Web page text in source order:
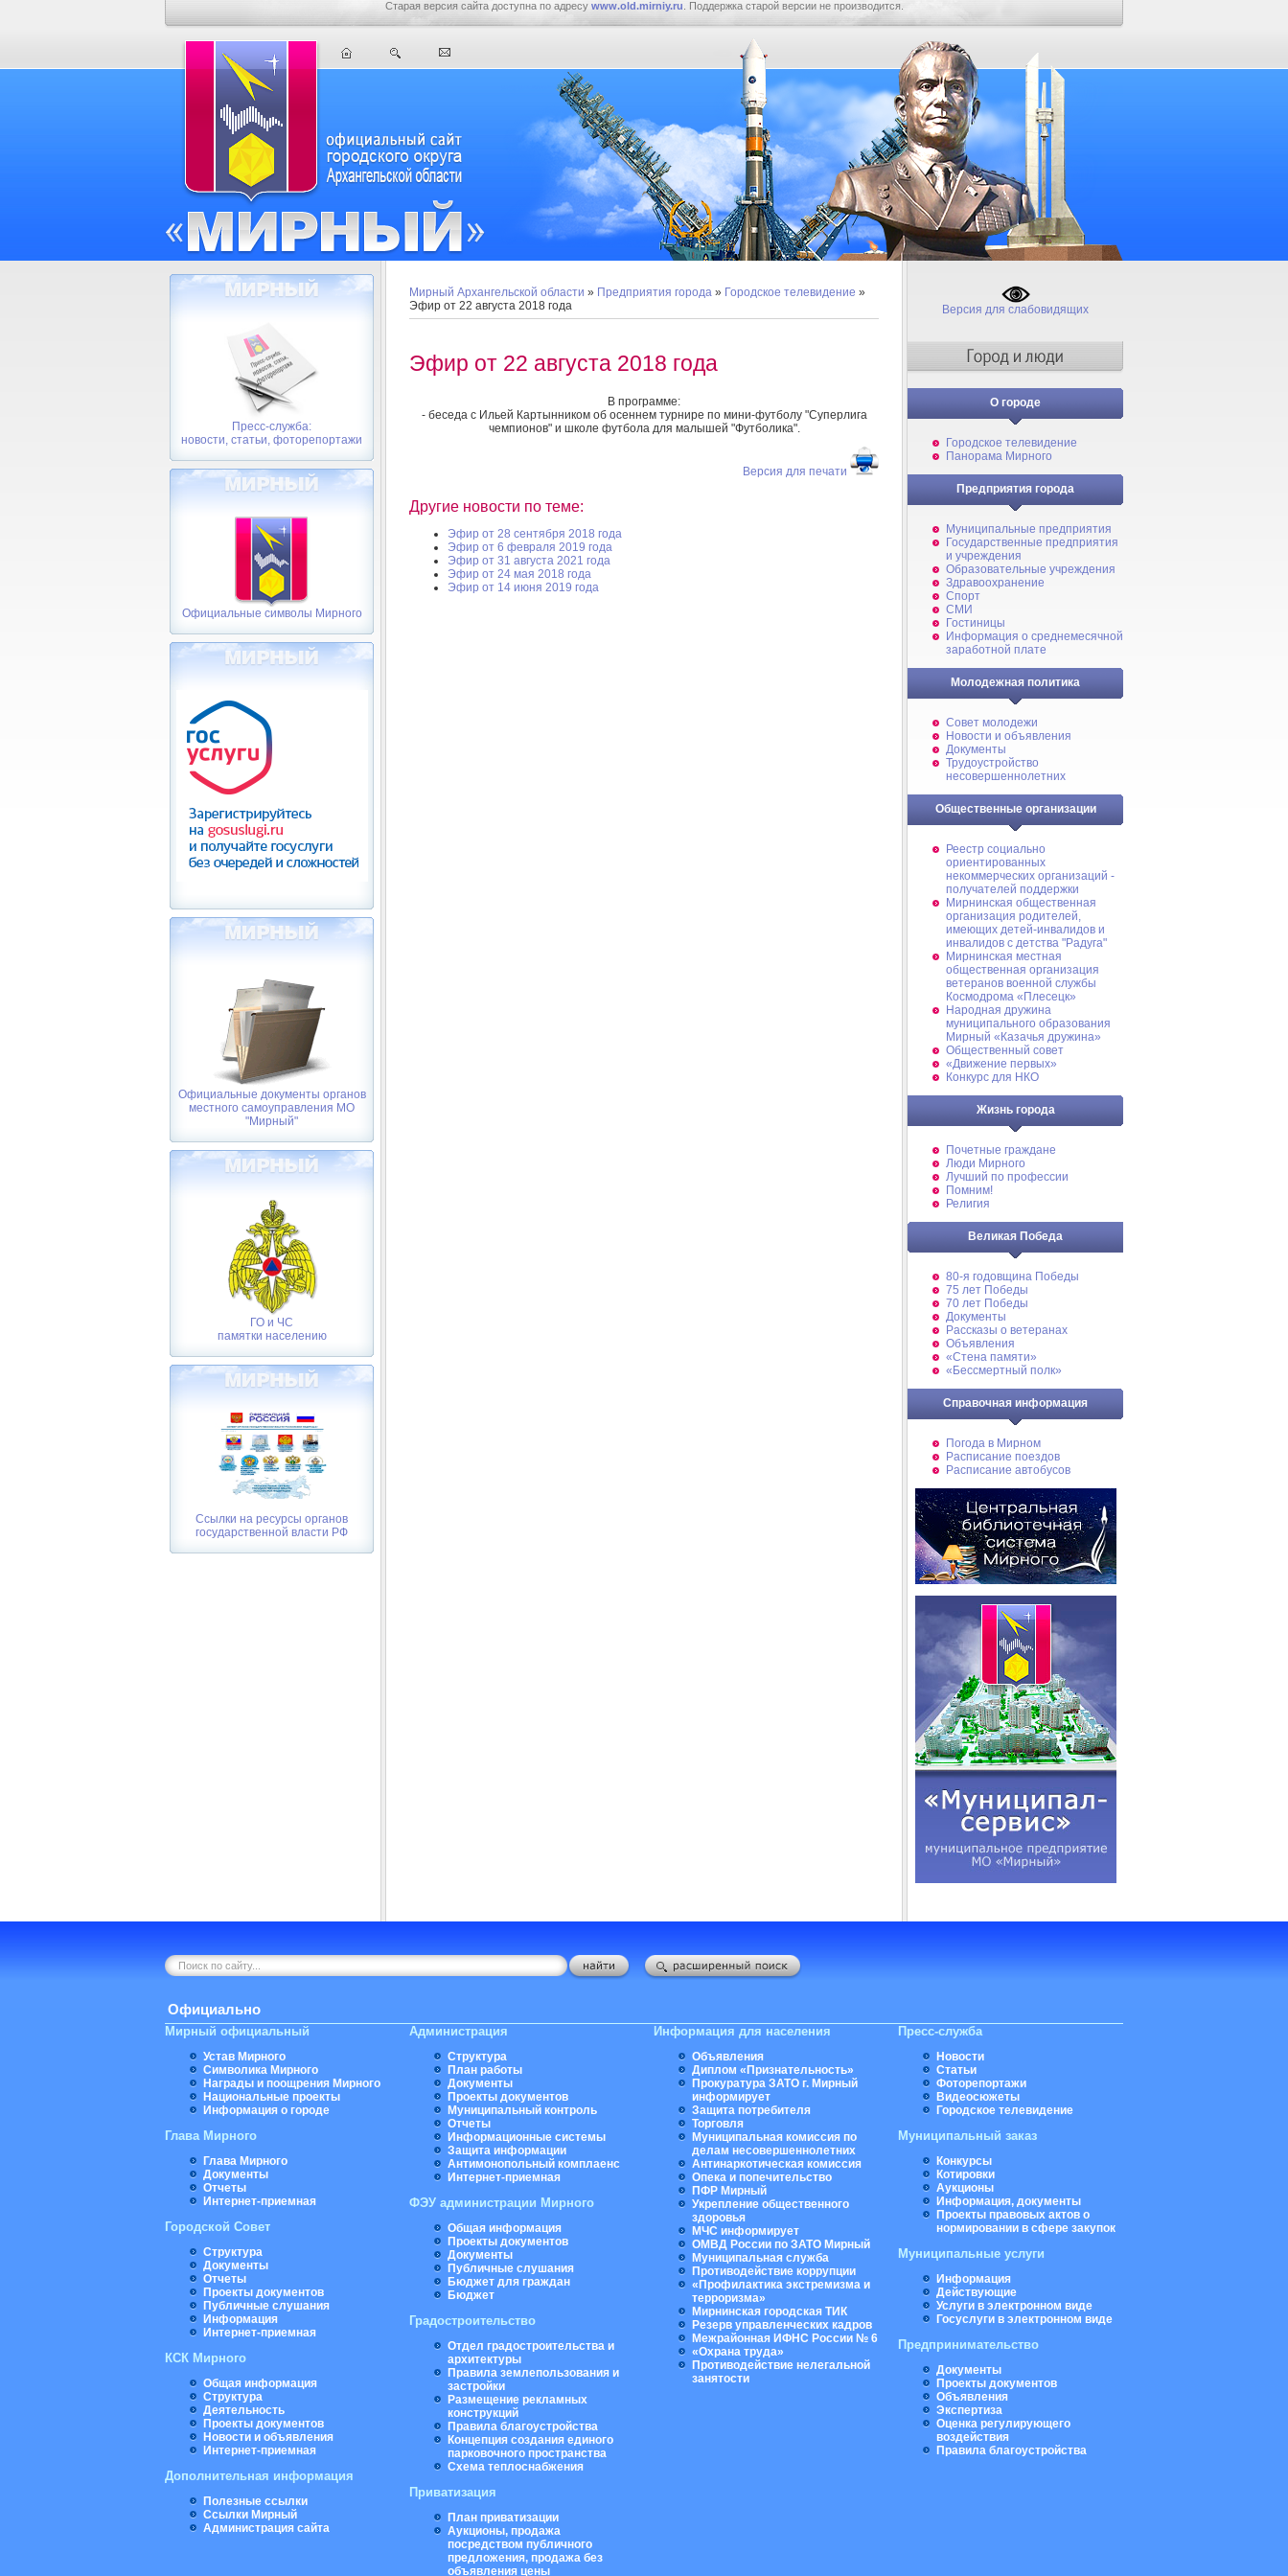
Старая версия сайта доступна по адресу www.old.mirniy.ru . Поддержка старой версии не производится.
Пресс-служба:
новости, статьи, фоторепортажи
Официальные символы Мирного
Официальные документы органов
местного самоуправления МО
"Мирный"
ГО и ЧС
памятки населению
Ссылки на ресурсы органов
государственной власти РФ
Мирный Архангельской области » Предприятия города » Городское телевидение »
Эфир от 22 августа 2018 года
Эфир от 22 августа 2018 года
В программе:
- беседа с Ильей Картынником об осеннем турнире по мини-футболу "Суперлига
чемпионов" и школе футбола для малышей "Футболика".
Версия для печати
Другие новости по теме:
Эфир от 28 сентября 2018 года
Эфир от 6 февраля 2019 года
Эфир от 31 августа 2021 года
Эфир от 24 мая 2018 года
Эфир от 14 июня 2019 года
Версия для слабовидящих
О городе
Городское телевидение
Панорама Мирного
Предприятия города
Муниципальные предприятия
Государственные предприятия
и учреждения
Образовательные учреждения
Здравоохранение
Спорт
СМИ
Гостиницы
Информация о среднемесячной
заработной плате
Молодежная политика
Совет молодежи
Новости и объявления
Документы
Трудоустройство
несовершеннолетних
Общественные организации
Реестр социально
ориентированных
некоммерческих организаций -
получателей поддержки
Мирнинская общественная
организация родителей,
имеющих детей-инвалидов и
инвалидов с детства "Радуга"
Мирнинская местная
общественная организация
ветеранов военной службы
Космодрома «Плесецк»
Народная дружина
муниципального образования
Мирный «Казачья дружина»
Общественный совет
«Движение первых»
Конкурс для НКО
Жизнь города
Почетные граждане
Люди Мирного
Лучший по профессии
Помним!
Религия
Великая Победа
80-я годовщина Победы
75 лет Победы
70 лет Победы
Документы
Рассказы о ветеранах
Объявления
«Стена памяти»
«Бессмертный полк»
Справочная информация
Погода в Мирном
Расписание поездов
Расписание автобусов
Официально
Мирный официальный
Устав Мирного
Символика Мирного
Награды и поощрения Мирного
Национальные проекты
Информация о городе
Глава Мирного
Глава Мирного
Документы
Отчеты
Интернет-приемная
Городской Совет
Структура
Документы
Отчеты
Проекты документов
Публичные слушания
Информация
Интернет-приемная
КСК Мирного
Общая информация
Структура
Деятельность
Проекты документов
Новости и объявления
Интернет-приемная
Дополнительная информация
Полезные ссылки
Ссылки Мирный
Администрация сайта
Администрация
Структура
План работы
Документы
Проекты документов
Муниципальный контроль
Отчеты
Информационные системы
Защита информации
Антимонопольный комплаенс
Интернет-приемная
ФЭУ администрации Мирного
Общая информация
Проекты документов
Документы
Публичные слушания
Бюджет для граждан
Бюджет
Градостроительство
Отдел градостроительства и
архитектуры
Правила землепользования и
застройки
Размещение рекламных
конструкций
Правила благоустройства
Концепция создания единого
парковочного пространства
Схема теплоснабжения
Приватизация
План приватизации
Аукционы, продажа
посредством публичного
предложения, продажа без
объявления цены
Информация для населения
Объявления
Диплом «Признательность»
Прокуратура ЗАТО г. Мирный
информирует
Защита потребителя
Торговля
Муниципальная комиссия по
делам несовершеннолетних
Антинаркотическая комиссия
Опека и попечительство
ПФР Мирный
Укрепление общественного
здоровья
МЧС информирует
ОМВД России по ЗАТО Мирный
Муниципальная cлужба
Противодействие коррупции
«Профилактика экстремизма и
терроризма»
Мирнинская городская ТИК
Резерв управленческих кадров
Межрайонная ИФНС России № 6
«Охрана труда»
Противодействие нелегальной
занятости
Пресс-служба
Новости
Статьи
Фоторепортажи
Видеосюжеты
Городское телевидение
Муниципальный заказ
Конкурсы
Котировки
Аукционы
Информация, документы
Проекты правовых актов о
нормировании в сфере закупок
Муниципальные услуги
Информация
Действующие
Услуги в электронном виде
Госуслуги в электронном виде
Предпринимательство
Документы
Проекты документов
Объявления
Экспертиза
Оценка регулирующего
воздействия
Правила благоустройства